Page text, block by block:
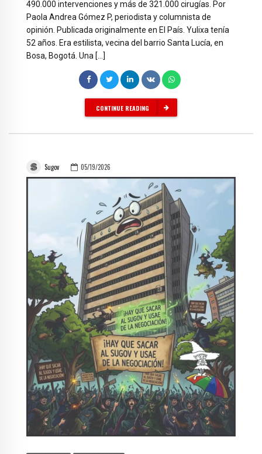
490.000 intervenciones y más de 321.000 cirugías. Por
Paola Andrea Gómez P, periodista y columnista de
opinión. Publicada originalmente en El País. Yulixa tenía
52 años. Era estilista, vecina del barrio Santa Lucía, en
Bosa, Bogotá. Una […]
CONTINUE READING
Sugov 05/19/2026